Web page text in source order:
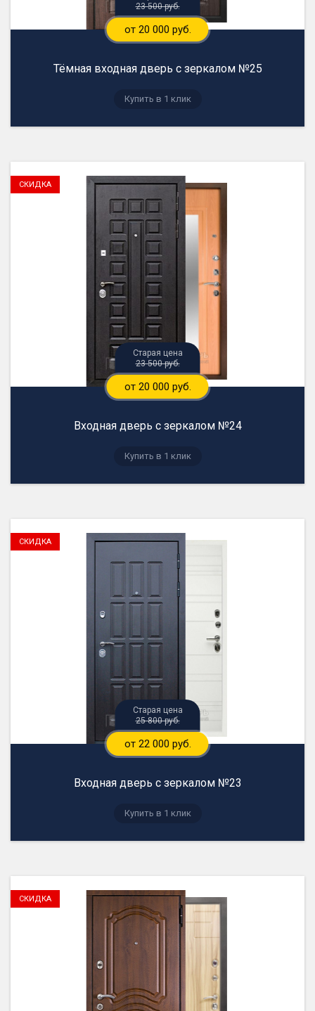
23 500 руб.
от 20 000 руб.
Тёмная входная дверь с зеркалом №25
Купить в 1 клик
23 500 руб.
от 20 000 руб.
Входная дверь с зеркалом №24
Купить в 1 клик
25 800 руб.
от 22 000 руб.
Входная дверь с зеркалом №23
Купить в 1 клик